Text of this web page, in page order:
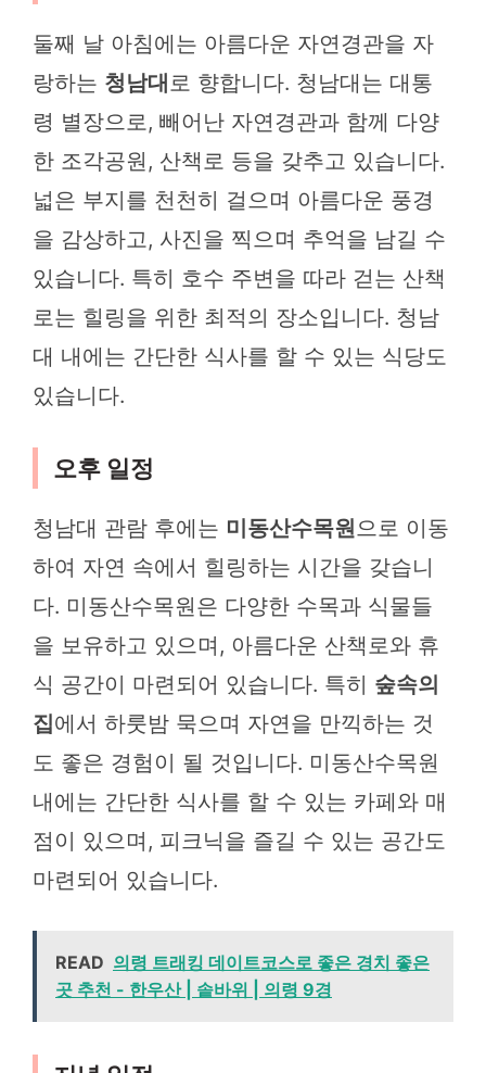
둘째 날 아침에는 아름다운 자연경관을 자
랑하는 청남대로 향합니다. 청남대는 대통
령 별장으로, 빼어난 자연경관과 함께 다양
한 조각공원, 산책로 등을 갖추고 있습니다.
넓은 부지를 천천히 걸으며 아름다운 풍경
을 감상하고, 사진을 찍으며 추억을 남길 수
있습니다. 특히 호수 주변을 따라 걷는 산책
로는 힐링을 위한 최적의 장소입니다. 청남
대 내에는 간단한 식사를 할 수 있는 식당도
있습니다.
오후 일정
청남대 관람 후에는 미동산수목원으로 이동
하여 자연 속에서 힐링하는 시간을 갖습니
다. 미동산수목원은 다양한 수목과 식물들
을 보유하고 있으며, 아름다운 산책로와 휴
식 공간이 마련되어 있습니다. 특히 숲속의
집에서 하룻밤 묵으며 자연을 만끽하는 것
도 좋은 경험이 될 것입니다. 미동산수목원
내에는 간단한 식사를 할 수 있는 카페와 매
점이 있으며, 피크닉을 즐길 수 있는 공간도
마련되어 있습니다.
READ 의령 트래킹 데이트코스로 좋은 경치 좋은
곳 추천 - 한우산 | 솥바위 | 의령 9경